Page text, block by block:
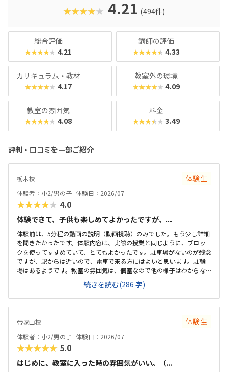
りのとっつきやすい見た目から入って、実践レベルの内容が
学べると好評です。授業料が比較的お手頃価格なのもポイン
月2回）、レギュラーコースは8,800円＋教材費2,640円＋テ
キスト費2,860円（80分×月2回）、マスターコースは11,00
0円＋教材費2,640円＋テキスト費2,860円（80分×月2
回）。年に1度のテキスト費以外、追加料金もかかりませ
ん。明確な料金体系と通いやすさ、ある程度「勉強」の雰囲
気を重視する方におすすめのスクールです。
★★★★★ 4.21 (494件)
総合評価
★★★★★ 4.21
講師の評価
★★★★★ 4.33
カリキュラム・教材
★★★★★ 4.17
教室外の環境
★★★★★ 4.09
教室の雰囲気
★★★★★ 4.08
料金
★★★★★ 3.49
評判・口コミを一部ご紹介
栃木校 体験生
体験者：小2/男の子 体験日：2026/07
★★★★★ 4.0
体験できて、子供も楽しめてよかったですが、...
体験前は、5分程の動画の説明（動画視聴）のみでした。もう少し詳細
を聞きたかったです。体験内容は、実際の授業と同じように、ブロッ
クを使ってすすめていて、とてもよかったです。駐車場がないのが残念
ですが、駅からは近いので、電車で来る方にはよいと思います。駐輪
場はあるようです。教室の雰囲気は、個室なので他の様子はわからな
いです。いくつか部屋があるようでしたが、特に説明を受けていない
です。料金の説明はなく、資料を見たのですが、個別指導なので高く
ても仕方ないのかなと思いました。個別指導なので、子供に合わせて
対応してもらえます。80分は長いかと思いましたが、ちょうどよかっ
続きを読む(286 字)
帝塚山校 体験生
体験者：小2/男の子 体験日：2026/07
★★★★★ 5.0
はじめに、教室に入った時の雰囲気がいい。（...